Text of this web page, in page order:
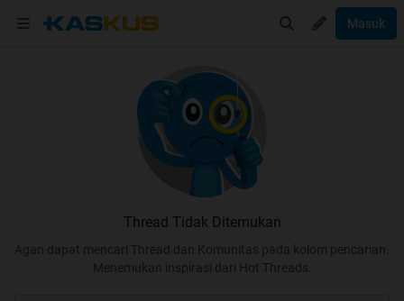
Masuk
Thread Tidak Ditemukan
Agan dapat mencari Thread dan Komunitas pada kolom pencarian.
Menemukan inspirasi dari Hot Threads.